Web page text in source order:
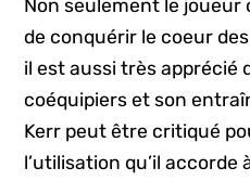
Non seulement le
de conquérir le coeur
il est aussi très apprécié
coéquipiers et son
Kerr peut être critiqué
l’utilisation qu’il accorde